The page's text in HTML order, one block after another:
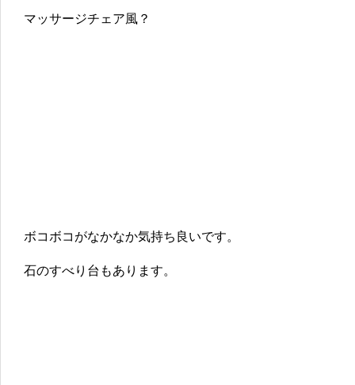
マッサージチェア風？
ボコボコがなかなか気持ち良いです。
石のすべり台もあります。